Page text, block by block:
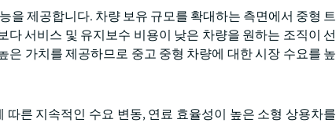
을 제공합니다. 차량 보유 규모를 확대하는 측면에서 중형 트
서비스 및 유지보수 비용이 낮은 차량을 원하는 조직이 선
가치를 제공하므로 중고 중형 차량에 대한 시장 수요를 높
른 지속적인 수요 변동, 연료 효율성이 높은 소형 상용차를